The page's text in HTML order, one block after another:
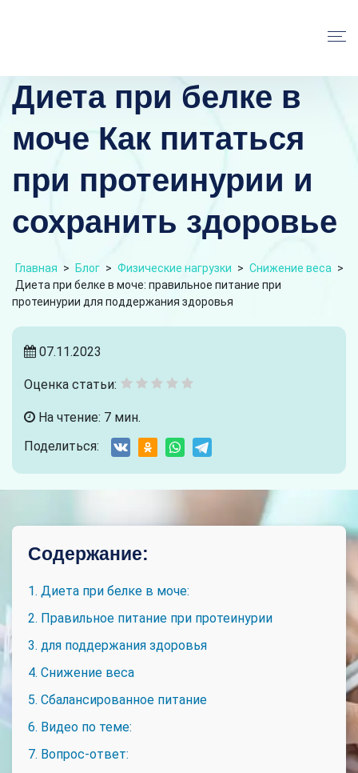
Диета при белке в
моче Как питаться
при протеинурии и
сохранить здоровье
Главная > Блог > Физические нагрузки > Снижение веса >
Диета при белке в моче: правильное питание при
протеинурии для поддержания здоровья
07.11.2023
Оценка статьи:
На чтение: 7 мин.
Поделиться:
Содержание:
1. Диета при белке в моче:
2. Правильное питание при протеинурии
3. для поддержания здоровья
4. Снижение веса
5. Сбалансированное питание
6. Видео по теме:
7. Вопрос-ответ: